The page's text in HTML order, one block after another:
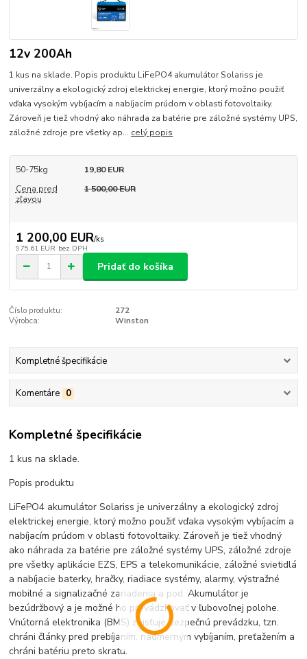
12v 200Ah
1 kus na sklade. Popis produktu LiFePO4 akumulátor Solariss je
univerzálny a ekologický zdroj elektrickej energie, ktorý možno použiť
vďaka vysokým vybíjacím a nabíjacím prúdom v oblasti fotovoltaiky.
Zároveň je tiež vhodný ako náhrada za batérie pre záložné systémy UPS,
záložné zdroje pre všetky ap... celý popis
50-75kg
19,80 EUR
Cena pred
zľavou
1 500,00 EUR
1 200,00 EUR/ks
975,61 EUR bez DPH
Pridať do košíka
Číslo produktu:
272
Výrobca:
Winston
Kompletné špecifikácie
Komentáre 0
Kompletné špecifikácie
1 kus na sklade.
Popis produktu
LiFePO4 akumulátor Solariss je univerzálny a ekologický zdroj
elektrickej energie, ktorý možno použiť vďaka vysokým vybíjacím a
nabíjacím prúdom v oblasti fotovoltaiky. Zároveň je tiež vhodný
ako náhrada za batérie pre záložné systémy UPS, záložné zdroje
pre všetky aplikácie EZS, EPS a telekomunikácie, záložné svietidlá
a nabíjacie baterky, hračky, riadiace systémy, alarmy, výstražné
mobilné a signalizačné zariadenia a pod. Akumulátor je
bezúdržbový a je možné ho prevádzkovať v ľubovoľnej polohe.
Vnútorná elektronika (BMS) zaisťuje bezpečnú prevádzku, tzn.
chráni články pred prebíjaním, nadmerným vybíjaním, preťažením a
chráni batériu preto skratu.